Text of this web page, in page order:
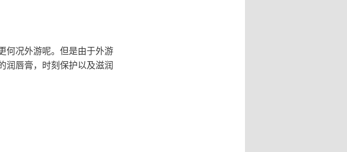
何况外游呢。但是由于外游
润唇膏，时刻保护以及滋润